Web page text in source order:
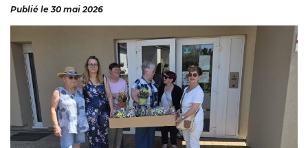
Publié le 30 mai 2026